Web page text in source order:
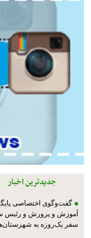
جدیدترین اخبار
گفت‌وگوی اختصاصی
آموزش و پرورش و رئیس
سفر یک‌روزه به